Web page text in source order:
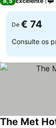
De € 74
Consulte os
The Met